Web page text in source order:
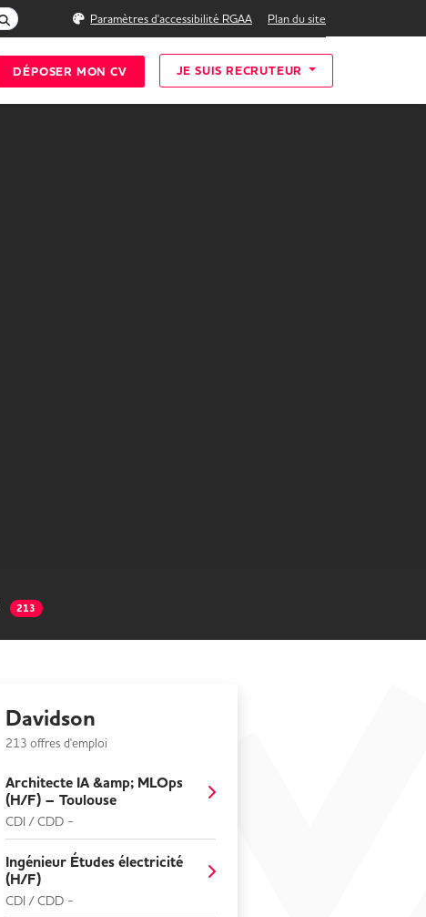
Rechercher Paramètres d'accessibilité RGAA Plan du site
DÉPOSER MON CV JE SUIS RECRUTEUR
213
Davidson
213 offres d'emploi
Architecte IA &amp; MLOps
(H/F) – Toulouse
CDI / CDD -
Ingénieur Études électricité
(H/F)
CDI / CDD -